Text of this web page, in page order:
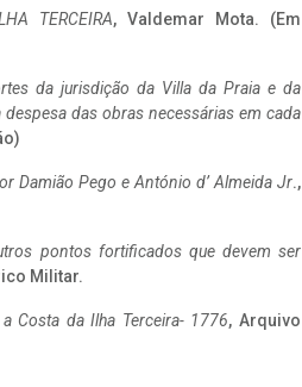
TERCEIRA, Valdemar Mota. (Em
da jurisdição da Villa da Praia e da
das obras necessárias em cada
Damião Pego e António d’ Almeida Jr.,
pontos fortificados que devem ser
Militar.
Costa da Ilha Terceira- 1776, Arquivo